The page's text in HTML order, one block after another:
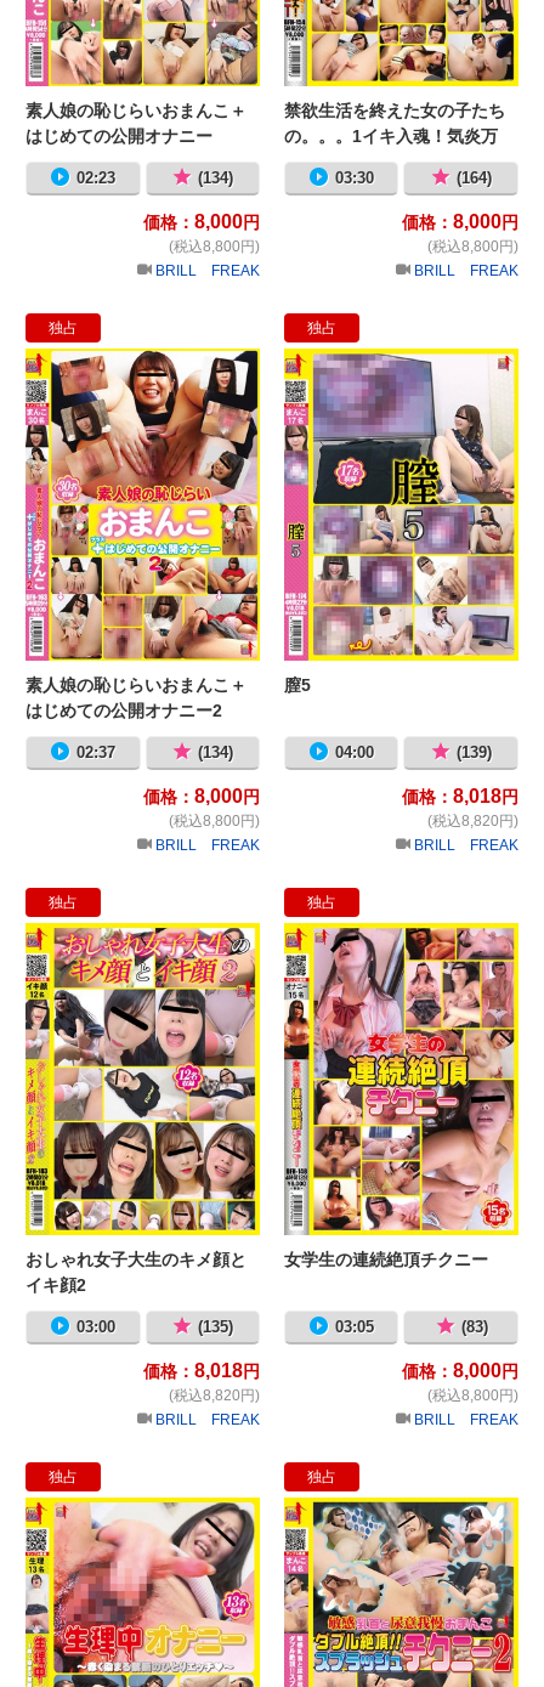
素人娘の恥じらいおまんこ＋
はじめての公開オナニー
02:23 (134)
価格： 8,000円
(税込8,800円)
BRILL FREAK
禁欲生活を終えた女の子たち
の。。。1イキ入魂！気炎万
丈！ジュボジュボ指オナニー
03:30 (164)
価格： 8,000円
(税込8,800円)
BRILL FREAK
独占
素人娘の恥じらいおまんこ＋はじめ
素人娘の恥じらいおまんこ＋
はじめての公開オナニー2
02:37 (134)
価格： 8,000円
(税込8,800円)
BRILL FREAK
独占
膣5
膣5
04:00 (139)
価格： 8,018円
(税込8,820円)
BRILL FREAK
独占
おしゃれ女子大生のキメ顔とイキ顔2
おしゃれ女子大生のキメ顔と
イキ顔2
03:00 (135)
価格： 8,018円
(税込8,820円)
BRILL FREAK
独占
女
女学生の連続絶頂チクニー
03:05 (83)
価格： 8,000円
(税込8,800円)
BRILL FREAK
独占
生理中オナニー ～赤く染まる禁断
独占
敏